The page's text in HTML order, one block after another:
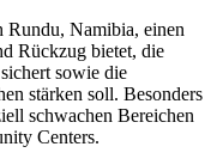
Namibia, einen
Rückzug bietet, die
sowie die
stärken soll. Besonders
schwachen Bereichen
Centers.